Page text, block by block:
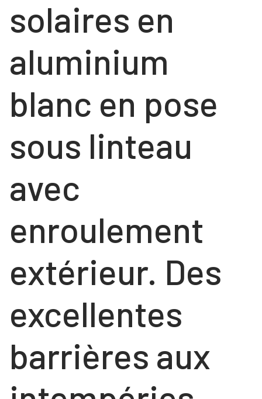
solaires en
aluminium
blanc en pose
sous linteau
avec
enroulement
extérieur. Des
excellentes
barrières aux